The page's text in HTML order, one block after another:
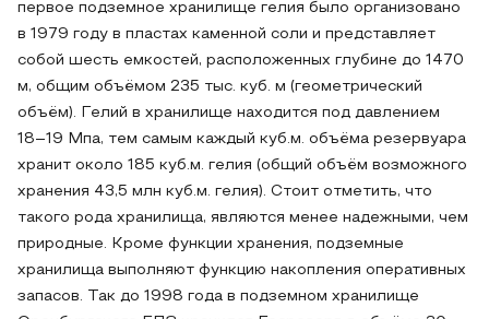
первое подземное хранилище гелия было организовано
в 1979 году в пластах каменной соли и представляет
собой шесть емкостей, расположенных глубине до 1470
м, общим объёмом 235 тыс. куб. м (геометрический
объём). Гелий в хранилище находится под давлением
18–19 Мпа, тем самым каждый куб.м. объёма резервуара
хранит около 185 куб.м. гелия (общий объём возможного
хранения 43,5 млн куб.м. гелия). Стоит отметить, что
такого рода хранилища, являются менее надежными, чем
природные. Кроме функции хранения, подземные
хранилища выполняют функцию накопления оперативных
запасов. Так до 1998 года в подземном хранилище